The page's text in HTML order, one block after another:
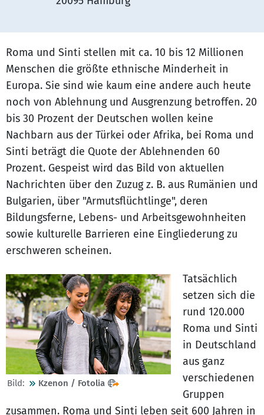
Roma und Sinti stellen mit ca. 10 bis 12 Millionen
Menschen die größte ethnische Minderheit in
Europa. Sie sind wie kaum eine andere auch heute
noch von Ablehnung und Ausgrenzung betroffen. 20
bis 30 Prozent der Deutschen wollen keine
Nachbarn aus der Türkei oder Afrika, bei Roma und
Sinti beträgt die Quote der Ablehnenden 60
Prozent. Gespeist wird das Bild von aktuellen
Nachrichten über den Zuzug z. B. aus Rumänien und
Bulgarien, über "Armutsflüchtlinge", deren
Bildungsferne, Lebens- und Arbeitsgewohnheiten
sowie kulturelle Barrieren eine Eingliederung zu
erschweren scheinen.
Bild: Kzenon / Fotolia
Tatsächlich
setzen sich die
rund 120.000
Roma und Sinti
in Deutschland
aus ganz
verschiedenen
Gruppen
zusammen. Roma und Sinti leben seit 600 Jahren in